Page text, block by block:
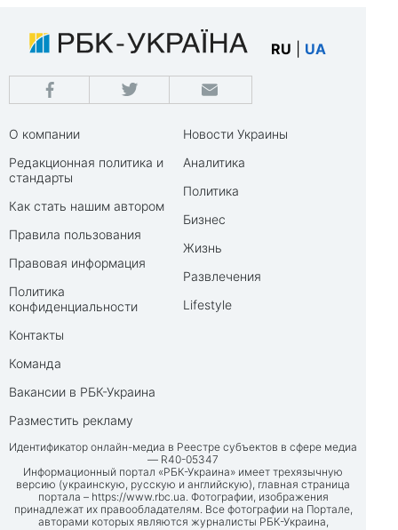
RU UA
О компании
Редакционная политика и
стандарты
Как стать нашим автором
Правила пользования
Правовая информация
Политика
конфиденциальности
Контакты
Команда
Вакансии в РБК-Украина
Разместить рекламу
Новости Украины
Аналитика
Политика
Бизнес
Жизнь
Развлечения
Lifestyle
Идентификатор онлайн-медиа в Реестре субъектов в сфере медиа
— R40-05347
Информационный портал «РБК-Украина» имеет трехязычную
версию (украинскую, русскую и английскую), главная страница
портала – https://www.rbc.ua. Фотографии, изображения
принадлежат их правообладателям. Все фотографии на Портале,
авторами которых являются журналисты РБК-Украина,